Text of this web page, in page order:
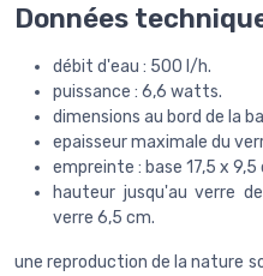
Données
débit d'eau : 500 l/h.
puissance : 6,6 watts.
dimensions au bord de la
epaisseur maximale du
empreinte : base 17,5 x 9,5
hauteur jusqu'au verre
verre 6,5 cm.
une reproduction de la nature